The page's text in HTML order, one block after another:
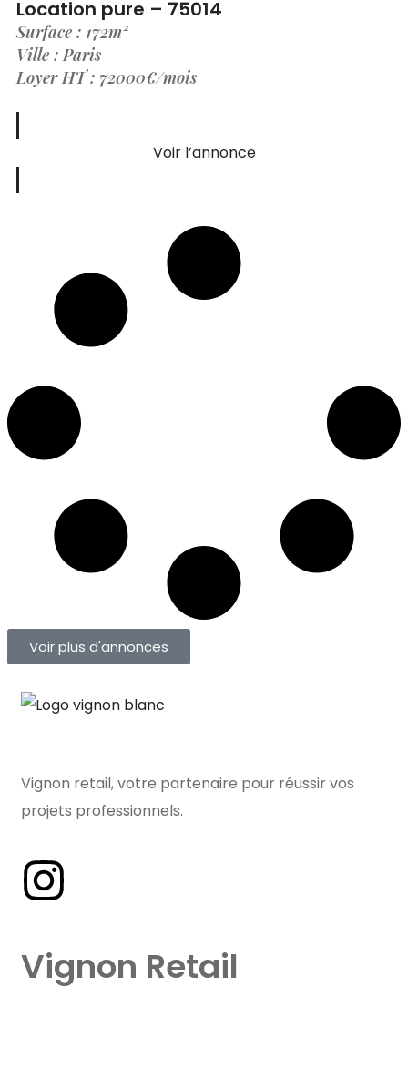
Location pure – 75014
Surface : 172m²
Ville : Paris
Loyer HT : 72000€/mois
Voir l’annonce
Voir plus d'annonces
Vignon retail, votre partenaire pour réussir vos
projets professionnels.
Vignon Retail